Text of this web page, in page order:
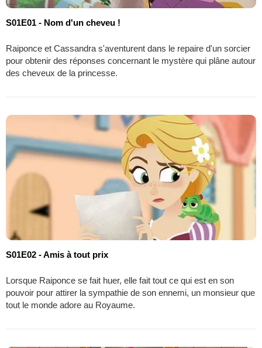
S01E01 - Nom d'un cheveu !
Raiponce et Cassandra s'aventurent dans le repaire d'un sorcier
pour obtenir des réponses concernant le mystère qui plâne autour
des cheveux de la princesse.
S01E02 - Amis à tout prix
Lorsque Raiponce se fait huer, elle fait tout ce qui est en son
pouvoir pour attirer la sympathie de son ennemi, un monsieur que
tout le monde adore au Royaume.